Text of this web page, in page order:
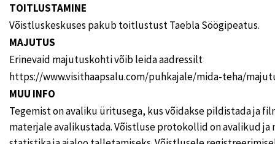
TOITLUSTAMINE
Võistluskeskuses pakub toitlustust Taebla Söögipeatus.
MAJUTUS
Erinevaid majutuskohti võib leida aadressilt
https://www.visithaapsalu.com/puhkajale/mida-teha/
MUU INFO
Tegemist on avaliku üritusega, kus võidakse pildistada ja
materjale avalikustada. Võistluse protokollid on avalikud ja